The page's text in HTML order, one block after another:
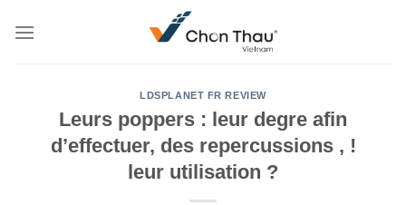
LDSPLANET FR REVIEW
Leurs poppers : leur degre afin
d’effectuer, des repercussions , !
leur utilisation ?